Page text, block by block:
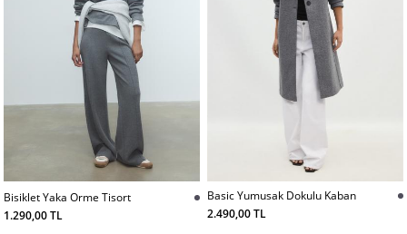
Bisiklet Yaka Orme Tisort
1.290,00 TL
Basic Yumusak Dokulu Kaban
2.490,00 TL